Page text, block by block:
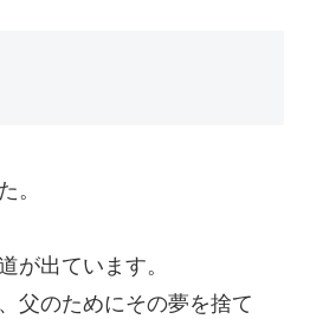
。
が出ています。
父のためにその夢を捨て